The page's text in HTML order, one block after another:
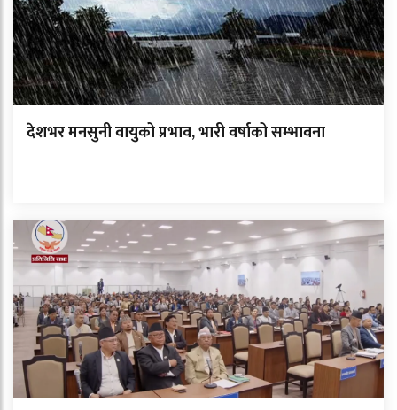
देशभर मनसुनी वायुको प्रभाव, भारी वर्षाको सम्भावना